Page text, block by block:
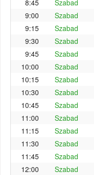
8:45
Szabad
9:00
Szabad
9:15
Szabad
9:30
Szabad
9:45
Szabad
10:00
Szabad
10:15
Szabad
10:30
Szabad
10:45
Szabad
11:00
Szabad
11:15
Szabad
11:30
Szabad
11:45
Szabad
12:00
Szabad